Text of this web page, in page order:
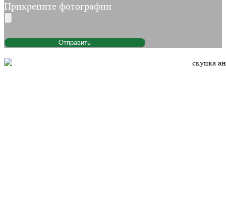
Прикрепите фотографии